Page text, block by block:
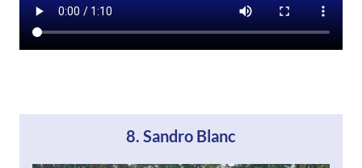
8. Sandro Blanc